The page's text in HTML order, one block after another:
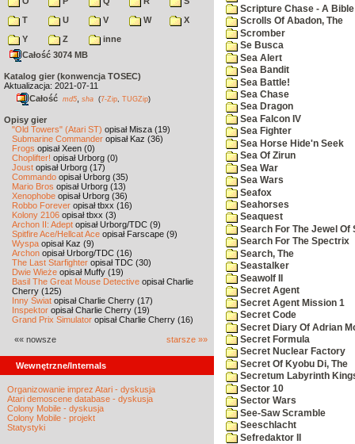
T
U V W
X
Y
Z
inne
Całość 3074 MB
Katalog gier (konwencja TOSEC)
Aktualizacja: 2021-07-11
Całość md5 sha (7-Zip TUGZip)
Opisy gier
"Old Towers" (Atari ST) opisał Misza (19)
Submarine Commander opisał Kaz (36)
Frogs opisał Xeen (0)
Choplifter! opisał Urborg (0)
Joust opisał Urborg (17)
Commando opisał Urborg (35)
Mario Bros opisał Urborg (13)
Xenophobe opisał Urborg (36)
Robbo Forever opisał tbxx (16)
Kolony 2106 opisał tbxx (3)
Archon II: Adept opisał Urborg/TDC (9)
Spitfire Ace/Hellcat Ace opisał Farscape (9)
Wyspa opisał Kaz (9)
Archon opisał Urborg/TDC (16)
The Last Starfighter opisał TDC (30)
Dwie Wieże opisał Muffy (19)
Basil The Great Mouse Detective opisał Charlie
Cherry (125)
Inny Świat opisał Charlie Cherry (17)
Inspektor opisał Charlie Cherry (19)
Grand Prix Simulator opisał Charlie Cherry (16)
«« nowsze starsze »»
Wewnętrzne/Internals
Organizowanie imprez Atari - dyskusja
Atari demoscene database - dyskusja
Colony Mobile - dyskusja
Colony Mobile - projekt
Statystyki
Scripture Chase - A Bible
Scrolls Of Abadon, The
Scromber
Se Busca
Sea Alert
Sea Bandit
Sea Battle!
Sea Chase
Sea Dragon
Sea Falcon IV
Sea Fighter
Sea Horse Hide'n Seek
Sea Of Zirun
Sea War
Sea Wars
Seafox
Seahorses
Seaquest
Search For The Jewel Of
Search For The Spectrix
Search, The
Seastalker
Seawolf II
Secret Agent
Secret Agent Mission 1
Secret Code
Secret Diary Of Adrian
Secret Formula
Secret Nuclear Factory
Secret Of Kyobu Di, The
Secretum Labyrinth
Sector 10
Sector Wars
See-Saw Scramble
Seeschlacht
Sefredaktor II